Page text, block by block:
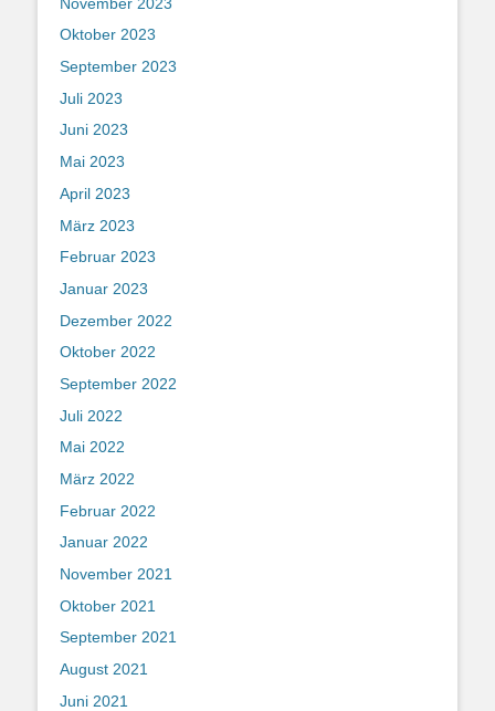
Oktober 2023
September 2023
Juli 2023
Juni 2023
Mai 2023
April 2023
März 2023
Februar 2023
Januar 2023
Dezember 2022
Oktober 2022
September 2022
Juli 2022
Mai 2022
März 2022
Februar 2022
Januar 2022
November 2021
Oktober 2021
September 2021
August 2021
Juni 2021